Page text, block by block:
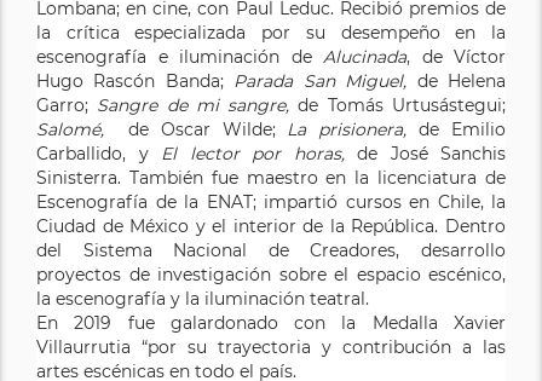
Lombana; en cine, con Paul Leduc. Recibió premios de
la crítica especializada por su desempeño en la
escenografía e iluminación de Alucinada, de Víctor
Hugo Rascón Banda; Parada San Miguel, de Helena
Garro; Sangre de mi sangre, de Tomás Urtusástegui;
Salomé,
de Oscar Wilde; La prisionera, de Emilio
Carballido, y El lector por horas, de José Sanchis
Sinisterra. También fue maestro en la licenciatura de
Escenografía de la ENAT; impartió cursos en Chile, la
Ciudad de México y el interior de la República. Dentro
del Sistema Nacional de Creadores, desarrollo
proyectos de investigación sobre el espacio escénico,
la escenografía y la iluminación teatral.
En 2019 fue galardonado con la Medalla Xavier
Villaurrutia “por su trayectoria y contribución a las
artes escénicas en todo el país.